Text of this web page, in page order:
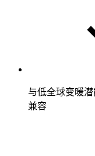
与低全球变暖潜
兼容